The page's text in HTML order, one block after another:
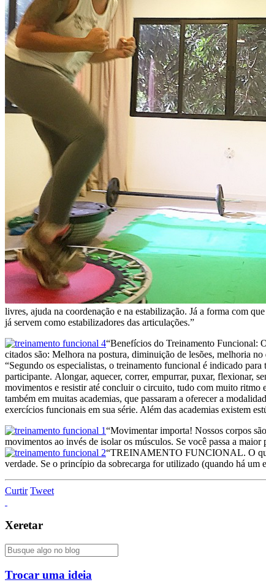
livres, ajuda na coordenação e na estabilização. Já a forma com
já servem como estabilizadores das articulações.”
“Benefícios do Treinamento Funcional:
citados são: Melhora na postura, diminuição de lesões, melhoria
“Segundo os especialistas, o treinamento funcional é indicado
participante. Alongar, aquecer, correr, empurrar, puxar, flexionar,
movimentos e resistir até concluir o circuito, tudo com muito ritmo
também em muitas academias, que passaram a oferecer a
exercícios funcionais em sua série. Além das academias existem
“Movimentar importa! Nossos corpos
movimentos ao invés de isolar os músculos. Se você passa a
“TREINAMENTO FUNCIONAL. O
verdade. Se o princípio da sobrecarga for utilizado (quando há um
Curtir Tweet
Xeretar
Trocar uma ideia